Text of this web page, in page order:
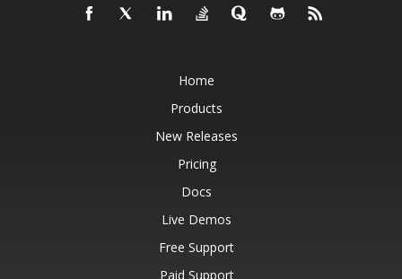
Home
Products
New Releases
Pricing
Docs
Live Demos
Free Support
Paid Support